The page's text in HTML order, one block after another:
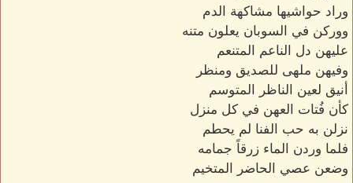
وراد حواشيها مشاكهة الدم
ووركن في السوبان يعلون متنه
عليهن دل الناعم المتنعم
وفيهن ملهى للصديق ومنظر
أنيق لعين الناظر المتوسم
كأن فُتات العهن في كل منزل
نزلن به حب الفنا لم يحطم
فلما وردن الماء زرقاً جمامه
وضعن عصي الحاضر المتخيم